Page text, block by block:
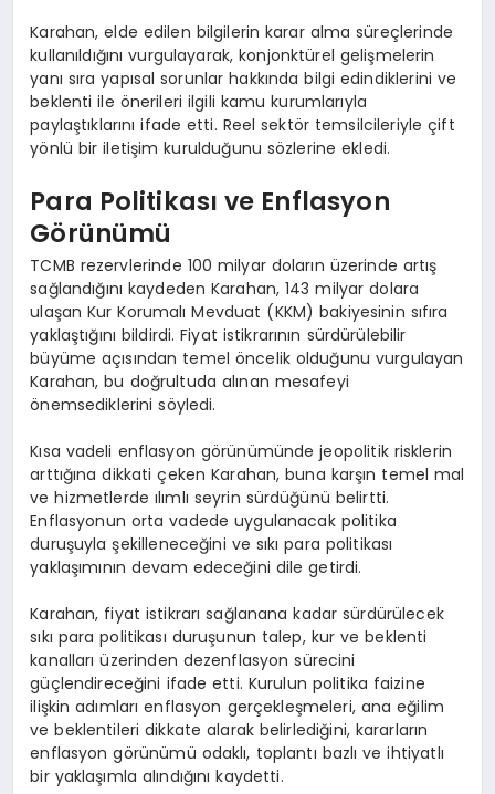
Karahan, elde edilen bilgilerin karar alma süreçlerinde
kullanıldığını vurgulayarak, konjonktürel gelişmelerin
yanı sıra yapısal sorunlar hakkında bilgi edindiklerini ve
beklenti ile önerileri ilgili kamu kurumlarıyla
paylaştıklarını ifade etti. Reel sektör temsilcileriyle çift
yönlü bir iletişim kurulduğunu sözlerine ekledi.
Para Politikası ve Enflasyon
Görünümü
TCMB rezervlerinde 100 milyar doların üzerinde artış
sağlandığını kaydeden Karahan, 143 milyar dolara
ulaşan Kur Korumalı Mevduat (KKM) bakiyesinin sıfıra
yaklaştığını bildirdi. Fiyat istikrarının sürdürülebilir
büyüme açısından temel öncelik olduğunu vurgulayan
Karahan, bu doğrultuda alınan mesafeyi
önemsediklerini söyledi.
Kısa vadeli enflasyon görünümünde jeopolitik risklerin
arttığına dikkati çeken Karahan, buna karşın temel mal
ve hizmetlerde ılımlı seyrin sürdüğünü belirtti.
Enflasyonun orta vadede uygulanacak politika
duruşuyla şekilleneceğini ve sıkı para politikası
yaklaşımının devam edeceğini dile getirdi.
Karahan, fiyat istikrarı sağlanana kadar sürdürülecek
sıkı para politikası duruşunun talep, kur ve beklenti
kanalları üzerinden dezenflasyon sürecini
güçlendireceğini ifade etti. Kurulun politika faizine
ilişkin adımları enflasyon gerçekleşmeleri, ana eğilim
ve beklentileri dikkate alarak belirlediğini, kararların
enflasyon görünümü odaklı, toplantı bazlı ve ihtiyatlı
bir yaklaşımla alındığını kaydetti.